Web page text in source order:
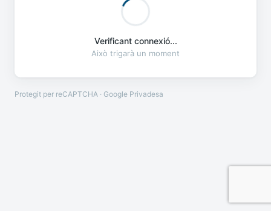
Verificant connexió...
Això trigarà un moment
Protegit per reCAPTCHA · Google Privadesa